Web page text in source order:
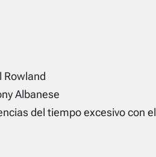
Rowland
Albanese
del tiempo excesivo con el